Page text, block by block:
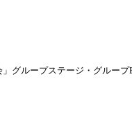
グループステージ・グループ